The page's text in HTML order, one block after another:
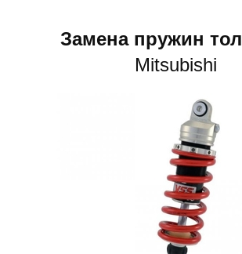
Замена пружин
Mitsubishi